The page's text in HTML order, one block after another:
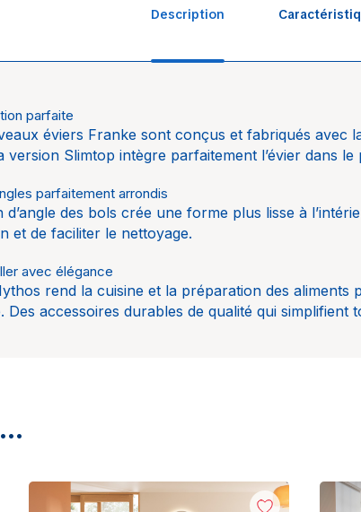
Description
parfaite
éviers Franke sont conçus et fabriqués avec
version Slimtop intègre parfaitement l’évier dans le
parfaitement arrondis
d’angle des bols crée une forme plus lisse à
et de faciliter le nettoyage.
avec élégance
rend la cuisine et la préparation des aliments
Des accessoires durables de qualité qui simplifient